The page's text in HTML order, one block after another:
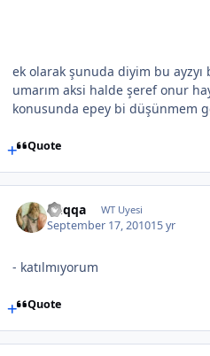
ek olarak şunuda diyim bu ayzyı
umarım aksi halde şeref onur
konusunda epey bi düşünmem
Quote
Cuqqa WT Uyesi
September 17, 201015 yr
- katılmıyorum
Quote